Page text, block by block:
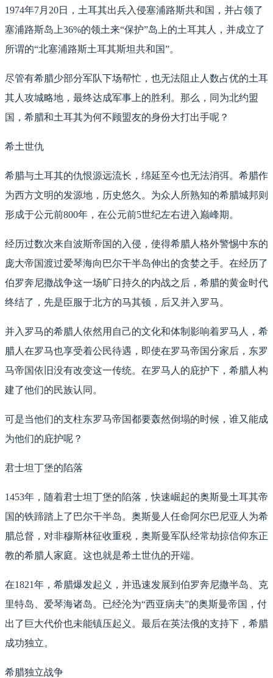
1974年7月20日，土耳其出兵入侵塞浦路斯共和国，并占领了
塞浦路斯岛上36%的领土来“保护”岛上的土耳其人，并成立了
所谓的“北塞浦路斯土耳其斯坦共和国”。
尽管有希腊少部分军队下场帮忙，也无法阻止人数占优的土耳
其人攻城略地，最终达成军事上的胜利。那么，同为北约盟
国，希腊和土耳其为何不顾盟友的身份大打出手呢？
希土世仇
希腊与土耳其的仇恨源远流长，绵延至今也无法消弭。希腊作
为西方文明的发源地，历史悠久。为众人所熟知的希腊城邦则
形成于公元前800年，在公元前5世纪左右进入巅峰期。
经历过数次来自波斯帝国的入侵，使得希腊人格外警惕中东的
庞大帝国渡过爱琴海向巴尔干半岛伸出的贪婪之手。在经历了
伯罗奔尼撒战争这一场旷日持久的内战之后，希腊的黄金时代
终结了，先是臣服于北方的马其顿，后又并入罗马。
并入罗马的希腊人依然用自己的文化和体制影响着罗马人，希
腊人在罗马也享受着公民待遇，即使在罗马帝国分家后，东罗
马帝国依旧没有改变这一传统。在罗马人的庇护下，希腊人构
建了他们的民族认同。
可是当他们的支柱东罗马帝国都要轰然倒塌的时候，谁又能成
为他们的庇护呢？
君士坦丁堡的陷落
1453年，随着君士坦丁堡的陷落，快速崛起的奥斯曼土耳其帝
国的铁蹄踏上了巴尔干半岛。奥斯曼人任命阿尔巴尼亚人为希
腊总督，对非穆斯林征收重税，奥斯曼军队经常劫掠信仰东正
教的希腊人家庭。这也就是希土世仇的开端。
在1821年，希腊爆发起义，并迅速发展到伯罗奔尼撒半岛、克
里特岛、爱琴海诸岛。已经沦为“西亚病夫”的奥斯曼帝国，付
出了巨大代价也未能镇压起义。最后在英法俄的支持下，希腊
成功独立。
希腊独立战争